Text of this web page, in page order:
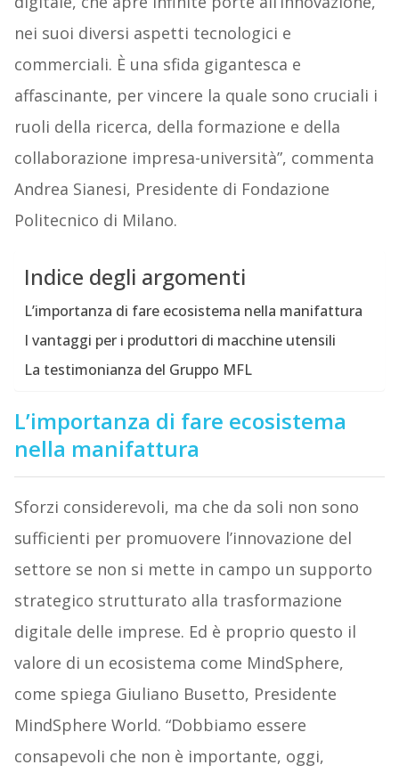
nei suoi diversi aspetti tecnologici e
commerciali. È una sfida gigantesca e
affascinante, per vincere la quale sono cruciali i
ruoli della ricerca, della formazione e della
collaborazione impresa-università”, commenta
Andrea Sianesi, Presidente di Fondazione
Politecnico di Milano.
Indice degli argomenti
L’importanza di fare ecosistema nella manifattura
I vantaggi per i produttori di macchine utensili
La testimonianza del Gruppo MFL
L’importanza di fare ecosistema
nella manifattura
Sforzi considerevoli, ma che da soli non sono
sufficienti per promuovere l’innovazione del
settore se non si mette in campo un supporto
strategico strutturato alla trasformazione
digitale delle imprese. Ed è proprio questo il
valore di un ecosistema come MindSphere,
come spiega Giuliano Busetto, Presidente
MindSphere World. “Dobbiamo essere
consapevoli che non è importante, oggi,